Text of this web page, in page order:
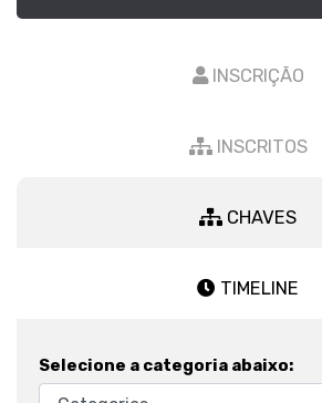
INSCRIÇÃO
INSCRITOS
CHAVES
TIMELINE
Selecione a categoria abaixo: